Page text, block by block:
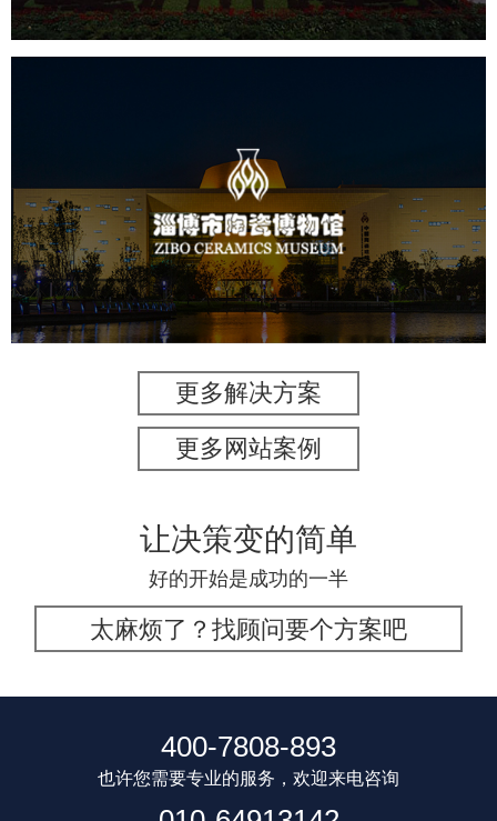
淄博市陶瓷博物馆
文化艺术 博物馆 智慧博物馆
博物馆网站建设
景区网站建设
更多解决方案
更多网站案例
让决策变的简单
好的开始是成功的一半
太麻烦了？找顾问要个方案吧
400-7808-893
也许您需要专业的服务，欢迎来电咨询